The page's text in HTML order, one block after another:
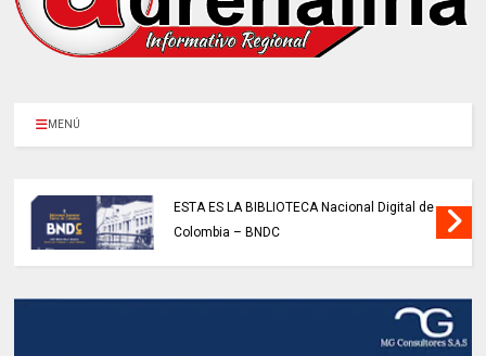
MENÚ
ESTA ES LA BIBLIOTECA Nacional Digital de
Colombia – BNDC